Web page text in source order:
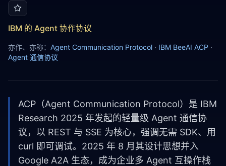
IBM 的 Agent 协作协议
亦作、亦称： Agent Communication Protocol · IBM BeeAI ACP ·
Agent 通信协议
ACP（Agent Communication Protocol）是 IBM
Research 2025 年发起的轻量级 Agent 通信协
议，以 REST 与 SSE 为核心，强调无需 SDK、用
curl 即可调试。2025 年 8 月其设计思想并入
Google A2A 生态，成为企业多 Agent 互操作栈